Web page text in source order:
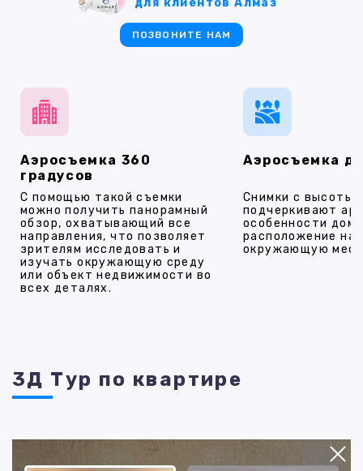
Аэросъемка 360
градусов
С помощью такой съемки
можно получить панорамный
обзор, охватывающий все
направления, что позволяет
зрителям исследовать и
изучать окружающую среду
или объект недвижимости во
всех деталях.
Аэросъемка
Снимки с высоты
подчеркивают
особенности
расположение на
окружающую
для клиентов Алмаз
ПОЗВОНИТЕ НАМ
3Д Тур по квартире